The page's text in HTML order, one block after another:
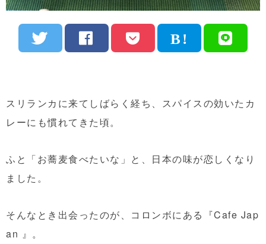
スリランカに来てしばらく経ち、スパイスの効いたカ
レーにも慣れてきた頃。
ふと「お蕎麦食べたいな」と、日本の味が恋しくなり
ました。
そんなとき出会ったのが、コロンボにある『Cafe Jap
an 』。